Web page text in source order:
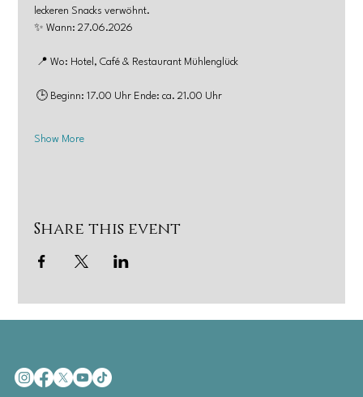
leckeren Snacks verwöhnt.
✨ Wann: 27.06.2026
📍 Wo: Hotel, Café & Restaurant Mühlenglück
🕒 Beginn: 17.00 Uhr Ende: ca. 21.00 Uhr
Show More
Share this event